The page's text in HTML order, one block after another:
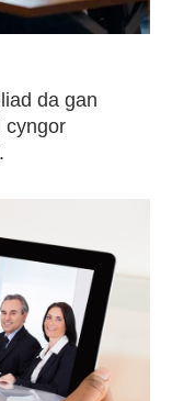
da gan
cyngor